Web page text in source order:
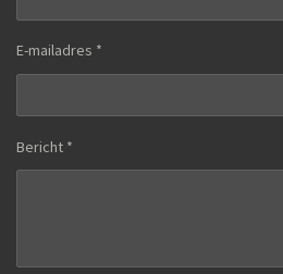
E-mailadres *
Bericht *